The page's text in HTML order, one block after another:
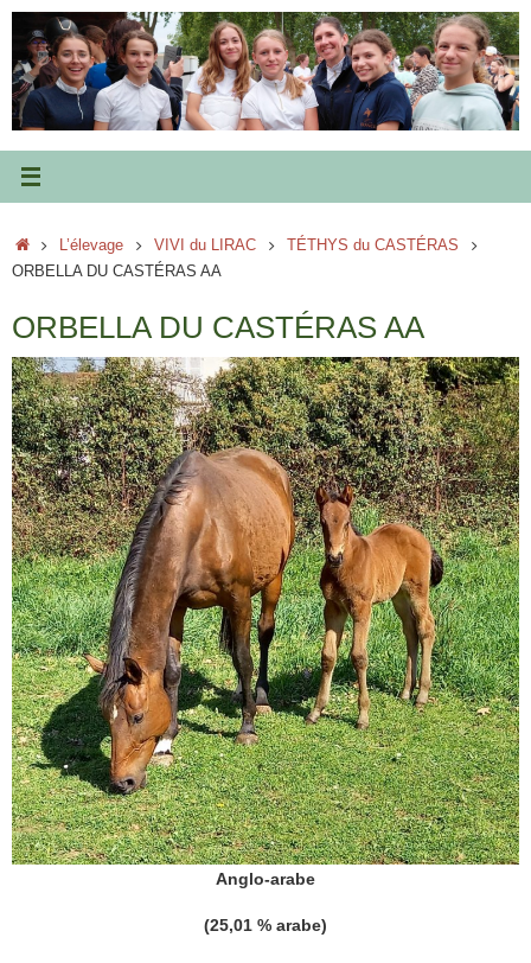
Passer
contenu
AccueilL’élevage VIVI du LIRAC
TÉTHYS du CASTÉRAS
ORBELLA DU CASTÉRAS AA
ORBELLA DU CASTÉRAS AA
Anglo-arabe
(25,01 % arabe)